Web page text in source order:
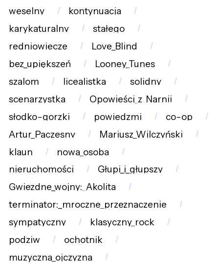
weselny
kontynuacja
karykaturalny
stałego
redniowiecze
Love_Blind
bez_upiększeń
Looney_Tunes
szalom
licealistka
solidny
scenarzystka
Opowieści_z_Narnii
słodko-gorzki
powiedzmi
co-op
Artur_Paczesny
Mariusz_Wilczyński
klaun
nowa_osoba
nieruchomości
Głupi_i_głupszy
Gwiezdne_wojny:_Akolita
terminator:_mroczne_przeznaczenie
sympatyczny
klasyczny_rock
podziw
ochotnik
muzyczna_ojczyzna